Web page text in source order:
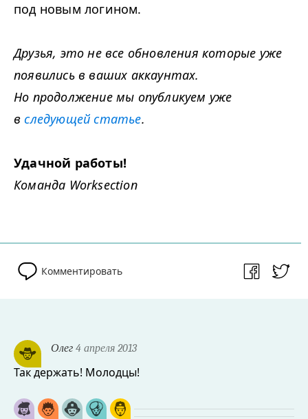
под новым логином.
Друзья, это не все обновления которые уже
появились в ваших аккаунтах.
Но продолжение мы опубликуем уже
вследующей статье.
Удачной работы!
Команда Worksection
Комментировать
Олег 4 апреля 2013
Так держать! Молодцы!